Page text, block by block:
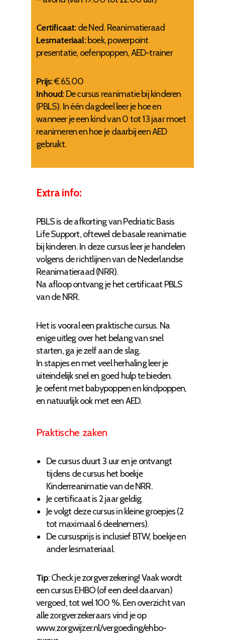
Certificaat:de Ned. Reanimatieraad
Lesmateriaal:boek, powerpoint
presentatie, oefenpoppen, AED-trainer
Prijs:€ 65,00
Inhoud:De cursus reanimatie bij kinderen
(PBLS). In één dagdeel leer je hoe en
wanneer je een kind van 0 tot 13 jaar moet
reanimeren en hoe je daarbij een AED
gebruikt.
Extra info:
PBLS is de afkorting van Pedriatic Basis
Life Support, oftewel de basale reanimatie
bij kinderen. In deze cursus leer je handelen
volgens de richtlijnen van de Nederlandse
Reanimatieraad (NRR).
Na afloop ontvang je het certificaat PBLS
van de NRR.
Het is vooral een praktische cursus. Na
enige uitleg over het belang van snel
starten, ga je zelf aan de slag.
In stapjes en met veel herhaling leer je
uiteindelijk snel en goed hulp te bieden.
Je oefent met babypoppen en kindpoppen,
en natuurlijk ook met een AED.
Praktische zaken
De cursus duurt 3 uur en je ontvangt
tijdens de cursus het boekje
Kinderreanimatie van de NRR.
Je certificaat is 2 jaar geldig.
Je volgt deze cursus in kleine groepjes (2
tot maximaal 6 deelnemers).
De cursusprijs is inclusief BTW, boekje en
ander lesmateriaal.
Tip: Check je zorgverzekering! Vaak wordt
een cursus EHBO (of een deel daarvan)
vergoed, tot wel 100 %. Een overzicht van
alle zorgverzekeraars vind je op
www.zorgwijzer.nl/vergoeding/ehbo-